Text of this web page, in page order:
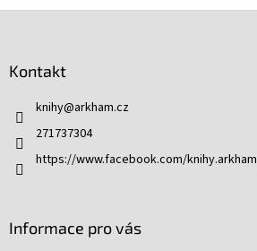
Kontakt
knihy@arkham.cz
271737304
https://www.facebook.com/knihy.arkham
Informace pro vás